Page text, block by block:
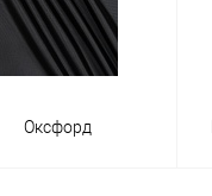
Оксфорд